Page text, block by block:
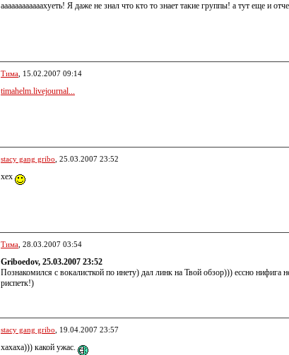
аааааааааааахуеть! Я даже не знал что кто то знает такие группы! а тут еще и
Тима , 15.02.2007 09:14
timahelm.livejournal...
stacy gang gribo , 25.03.2007 23:52
хех
Тима , 28.03.2007 03:54
Griboedov, 25.03.2007 23:52
Познакомился с вокалисткой по инету) дал линк на Твой обзор))) ессно
риспетк!)
stacy gang gribo , 19.04.2007 23:57
хахаха))) какой ужас.